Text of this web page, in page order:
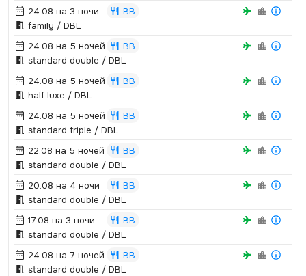
24.08 на 3 ночи
BB
family / DBL
24.08 на 5 ночей
BB
standard double / DBL
24.08 на 5 ночей
BB
half luxe / DBL
24.08 на 5 ночей
BB
standard triple / DBL
22.08 на 5 ночей
BB
standard double / DBL
20.08 на 4 ночи
BB
standard double / DBL
17.08 на 3 ночи
BB
standard double / DBL
24.08 на 7 ночей
BB
standard double / DBL